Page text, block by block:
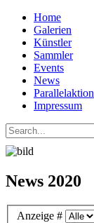
Home
Galerien
Künstler
Sammler
Events
News
Parallelaktion
Impressum
News 2020
Anzeige #